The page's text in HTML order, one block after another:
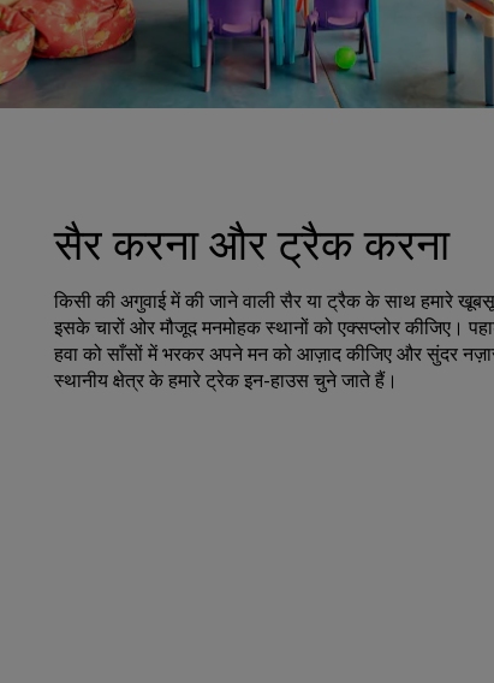
सैर करना और ट्रैक करना
किसी की अगुवाई में की जाने वाली सैर या ट्रैक के साथ हमारे
इसके चारों ओर मौजूद मनमोहक स्थानों को एक्सप्लोर कीजिए।
हवा को साँसों में भरकर अपने मन को आज़ाद कीजिए और सुंदर
स्थानीय क्षेत्र के हमारे ट्रेक इन-हाउस चुने जाते हैं।